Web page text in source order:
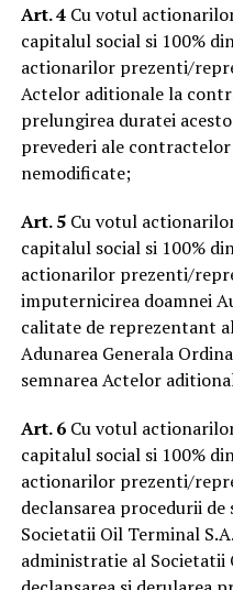
Art. 4Cu votul
capitalul social si 100%
actionarilor prezenti/
Actelor aditionale la
prelungirea duratei
prevederi ale
nemodificate;
Art. 5Cu votul
capitalul social si 100%
actionarilor prezenti/
imputernicirea doamnei
calitate de reprezentant
Adunarea Generala
semnarea Actelor
Art. 6Cu votul
capitalul social si 100%
actionarilor prezenti/
declansarea procedurii
Societatii Oil Terminal
administratie al Societatii